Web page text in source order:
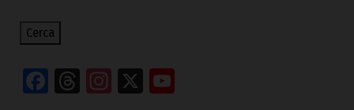
Cerca
Facebook
Threads
Instagram
X